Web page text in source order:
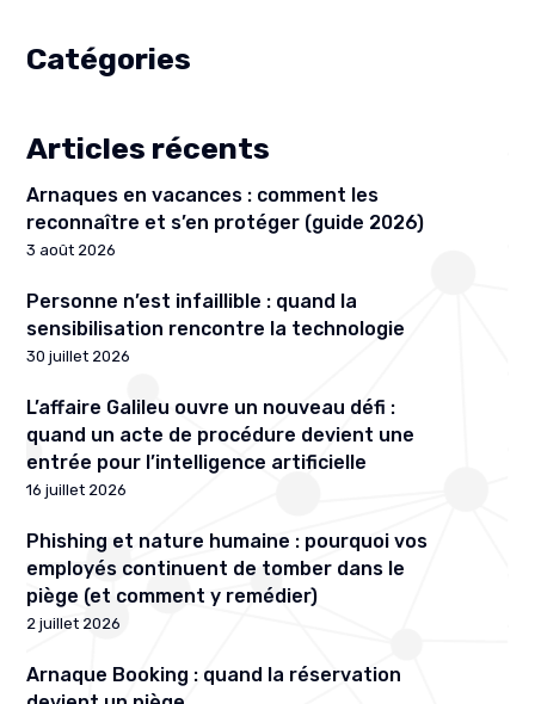
Catégories
Articles récents
Arnaques en vacances : comment les
reconnaître et s’en protéger (guide 2026)
3 août 2026
Personne n’est infaillible : quand la
sensibilisation rencontre la technologie
30 juillet 2026
L’affaire Galileu ouvre un nouveau défi :
quand un acte de procédure devient une
entrée pour l’intelligence artificielle
16 juillet 2026
Phishing et nature humaine : pourquoi vos
employés continuent de tomber dans le
piège (et comment y remédier)
2 juillet 2026
Arnaque Booking : quand la réservation